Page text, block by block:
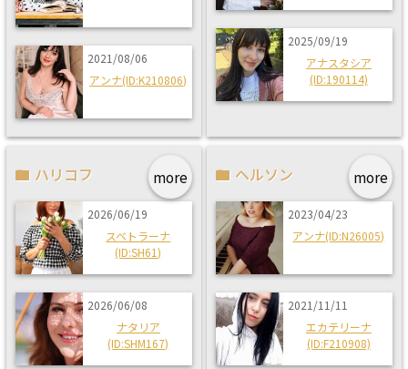
2021/08/06
アンナ(ID:K210806)
2025/09/19
アナスタシア
(ID:190114)
more
ハリコフ
2026/06/19
スベトラーナ
(ID:SH61)
2026/06/08
ナタリア
(ID:SHM167)
more
ヘルソン
2023/04/23
アンナ(ID:N26005)
2021/11/11
エカテリーナ
(ID:F210908)